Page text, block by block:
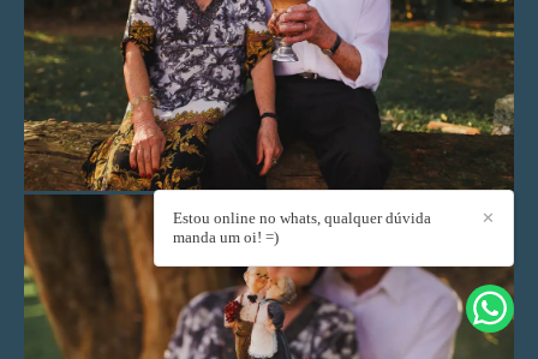
✕
Estou online no whats, qualquer dúvida
manda um oi! =)